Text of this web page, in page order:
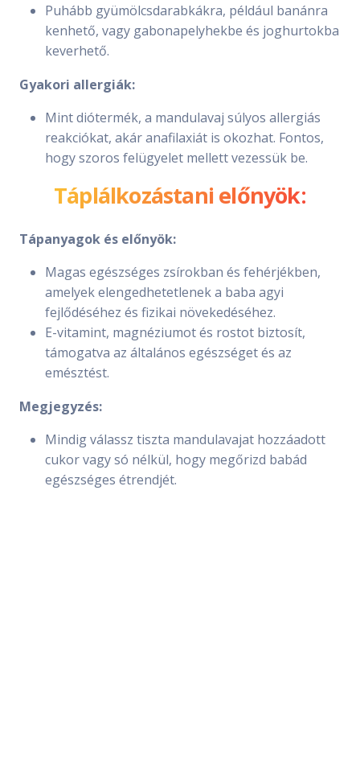
Puhább gyümölcsdarabkákra, például banánra
kenhető, vagy gabonapelyhekbe és joghurtokba
keverhető.
Gyakori allergiák:
Mint diótermék, a mandulavaj súlyos allergiás
reakciókat, akár anafilaxiát is okozhat. Fontos,
hogy szoros felügyelet mellett vezessük be.
Táplálkozástani előnyök:
Tápanyagok és előnyök:
Magas egészséges zsírokban és fehérjékben,
amelyek elengedhetetlenek a baba agyi
fejlődéséhez és fizikai növekedéséhez.
E-vitamint, magnéziumot és rostot biztosít,
támogatva az általános egészséget és az
emésztést.
Megjegyzés:
Mindig válassz tiszta mandulavajat hozzáadott
cukor vagy só nélkül, hogy megőrizd babád
egészséges étrendjét.